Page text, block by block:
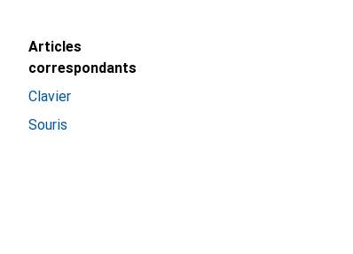
Articles
correspondants
Clavier
Souris